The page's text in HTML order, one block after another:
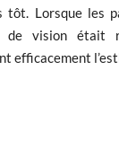
tôt. Lorsque les
de vision était
efficacement